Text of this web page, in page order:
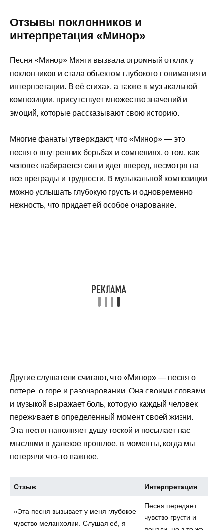
Отзывы поклонников и
интерпретация «Минор»
Песня «Минор» Мияги вызвала огромный отклик у
поклонников и стала объектом глубокого понимания и
интерпретации. В её стихах, а также в музыкальной
композиции, присутствует множество значений и
эмоций, которые рассказывают свою историю.
Многие фанаты утверждают, что «Минор» — это
песня о внутренних борьбах и сомнениях, о том, как
человек набирается сил и идет вперед, несмотря на
все преграды и трудности. В музыкальной композиции
можно услышать глубокую грусть и одновременно
нежность, что придает ей особое очарование.
Другие слушатели считают, что «Минор» — песня о
потере, о горе и разочаровании. Она своими словами
и музыкой выражает боль, которую каждый человек
переживает в определенный момент своей жизни.
Эта песня наполняет душу тоской и посылает нас
мыслями в далекое прошлое, в моменты, когда мы
потеряли что-то важное.
Отзыв Интерпретация
«Эта песня вызывает у меня глубокое
чувство меланхолии. Слушая её, я
Песня передает
чувство грусти и